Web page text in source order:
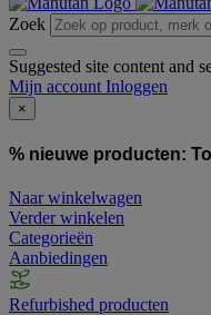
Zoek
Suggested site content and
Mijn account Inloggen
×
% nieuwe producten:
Naar winkelwagen
Verder winkelen
Categorieën
Aanbiedingen
Refurbished producten